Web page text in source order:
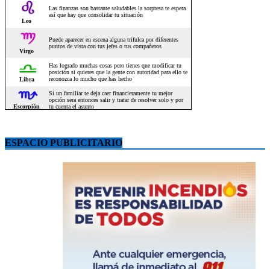
ESPACIO PUBLICITARIO